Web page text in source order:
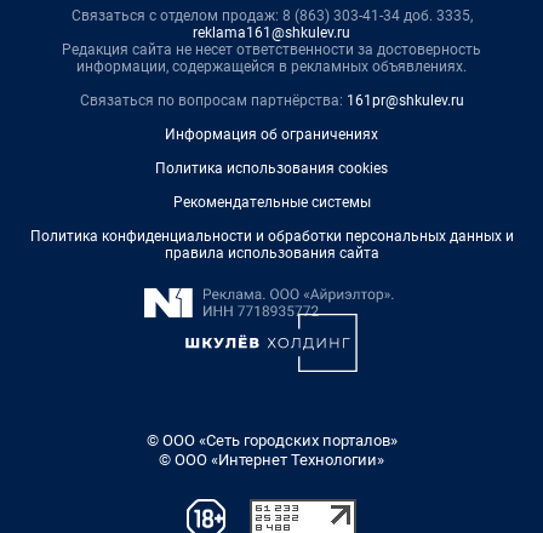
Связаться с отделом продаж: 8 (863) 303-41-34 доб. 3335,
reklama161@shkulev.ru
Редакция сайта не несет ответственности за достоверность
информации, содержащейся в рекламных объявлениях.
Связаться по вопросам партнёрства: 161pr@shkulev.ru
Информация об ограничениях
Политика использования cookies
Рекомендательные системы
Политика конфиденциальности и обработки персональных данных и
правила использования сайта
© ООО «Сеть городских порталов»
© ООО «Интернет Технологии»